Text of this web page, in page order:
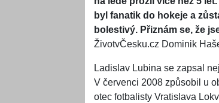
byl fanatik do hokeje a
bolestivý. Přiznám se, že
ŽivotvČesku.cz Dominik
Ladislav Lubina se zapsal
V červenci 2008 způsobil u
otec fotbalisty Vratislava